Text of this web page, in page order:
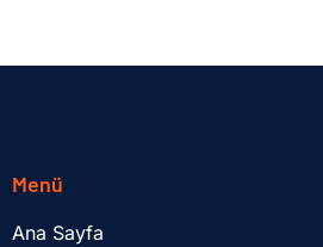
Menü
Ana Sayfa